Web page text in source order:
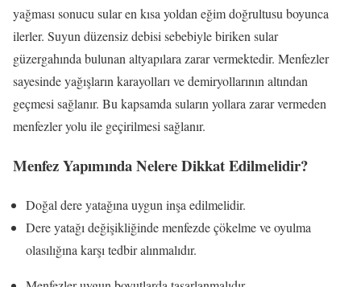
yağması sonucu sular en kısa yoldan eğim doğrultusu boyunca
ilerler. Suyun düzensiz debisi sebebiyle biriken sular
güzergahında bulunan altyapılara zarar vermektedir. Menfezler
sayesinde yağışların karayolları ve demiryollarının altından
geçmesi sağlanır. Bu kapsamda suların yollara zarar vermeden
menfezler yolu ile geçirilmesi sağlanır.
Menfez Yapımında Nelere Dikkat Edilmelidir?
Doğal dere yatağına uygun inşa edilmelidir.
Dere yatağı değişikliğinde menfezde çökelme ve oyulma
olasılığına karşı tedbir alınmalıdır.